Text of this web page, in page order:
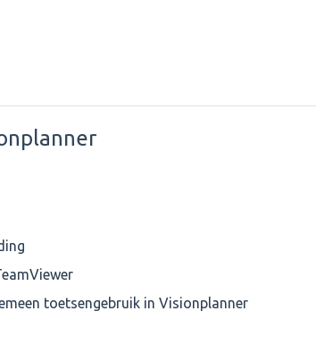
toetsengebruik in Visionplanner